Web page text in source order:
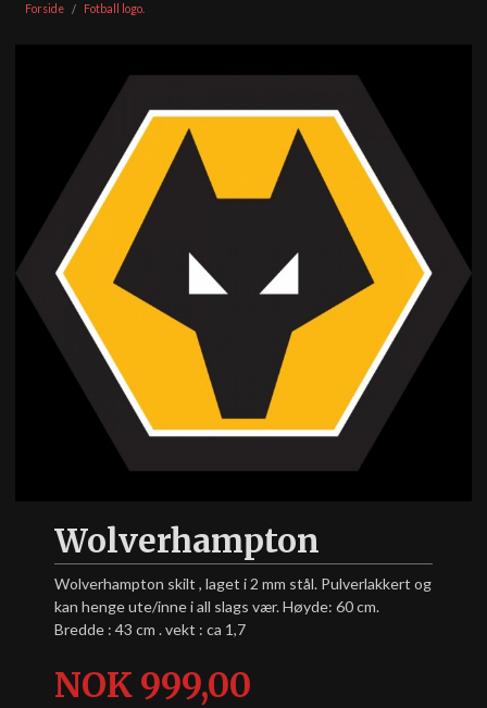
Forside Fotball logo.
Wolverhampton
Wolverhampton skilt , laget i 2 mm stål. Pulverlakkert og
kan henge ute/inne i all slags vær. Høyde: 60 cm.
Bredde : 43 cm . vekt : ca 1,7
Pris
NOK 999,00